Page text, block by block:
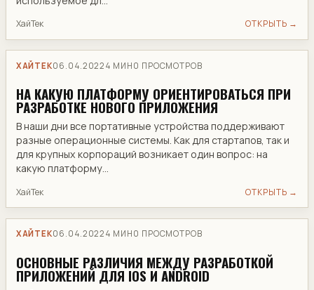
ХайТек ОТКРЫТЬ →
ХАЙТЕК06.04.2022 4 МИН 0 ПРОСМОТРОВ
НА КАКУЮ ПЛАТФОРМУ ОРИЕНТИРОВАТЬСЯ ПРИ
РАЗРАБОТКЕ НОВОГО ПРИЛОЖЕНИЯ
​В наши дни все портативные устройства поддерживают
разные операционные системы. Как для стартапов, так и
для крупных корпораций возникает один вопрос: на
какую платформу...
ХайТек ОТКРЫТЬ →
ХАЙТЕК06.04.2022 4 МИН 0 ПРОСМОТРОВ
​ОСНОВНЫЕ РАЗЛИЧИЯ МЕЖДУ РАЗРАБОТКОЙ
ПРИЛОЖЕНИЙ ДЛЯ IOS И ANDROID